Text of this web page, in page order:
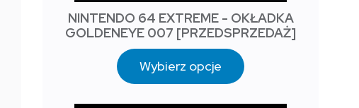
NINTENDO 64 EXTREME - OKŁADKA
GOLDENEYE 007 [PRZEDSPRZEDAŻ]
Wybierz opcje